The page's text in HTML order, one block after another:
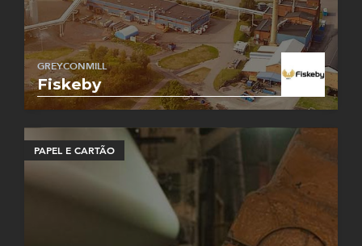
GREYCONMILL
Fiskeby
PAPEL E CARTÃO